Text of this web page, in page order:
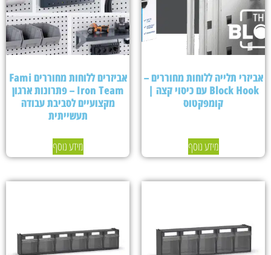
אביזרי תלייה ללוחות מחוררים –
Block Hook עם כיסוי קצה |
קומפקטוס
מידע נוסף
אביזרים ללוחות מחוררים Fami
Iron Team – פתרונות ארגון
מקצועיים לסביבת עבודה
תעשייתית
מידע נוסף